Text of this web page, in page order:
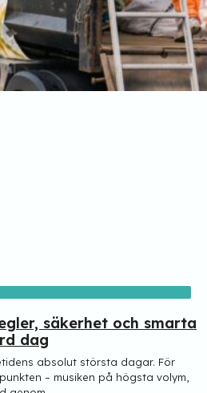
säkerhet och smarta
dag
absolut största dagar. För
– musiken på högsta volym,